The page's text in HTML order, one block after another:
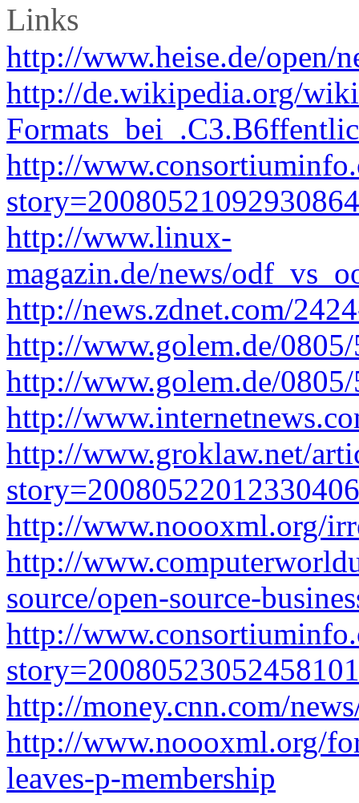
Links
http://www.heise.de/open/
http://de.wikipedia.org/
http://
story=20080521092930864
http://www.linux-
magazin.de/news/
http://news.zdnet.com/
http://www.golem.de/
http://www.golem.de/
http://
http://www.groklaw.net/
story=20080522012330406
http://www.noooxml.org/
http://
source/open-source-
http://
story=20080523052458101
http://money.cnn.com/
http://www.noooxml.org/
leaves-p-membership